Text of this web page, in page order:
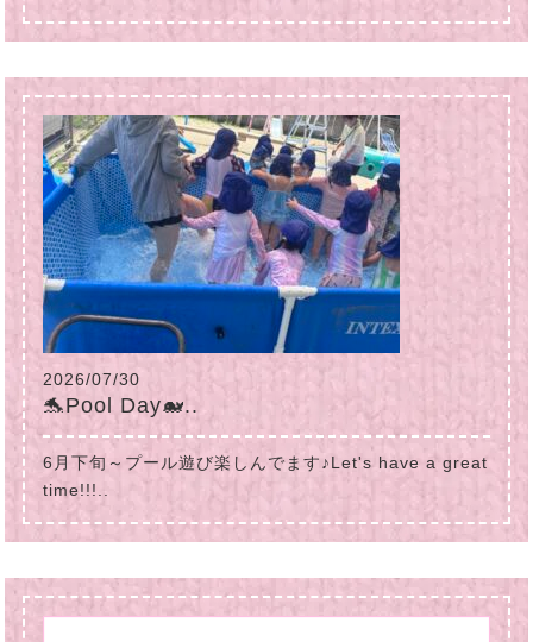
2026/07/30
🐬Pool Day🐋..
6月下旬～プール遊び楽しんでます♪Let's have a great
time!!!..